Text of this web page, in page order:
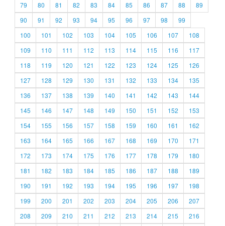
79
80 81 82 83 84 85 86 87 88
89
90
91 92 93 94 95 96 97 98
99
100
101 102 103 104 105 106 107
108
109
110 111 112 113 114 115 116
117
118
119 120 121 122 123 124 125
126
127
128 129 130 131 132 133 134
135
136
137 138 139 140 141 142 143
144
145
146 147 148 149 150 151 152
153
154
155 156 157 158 159 160 161
162
163
164 165 166 167 168 169 170
171
172
173 174 175 176 177 178 179
180
181
182 183 184 185 186 187 188
189
190
191 192 193 194 195 196 197
198
199
200 201 202 203 204 205 206
207
208
209 210 211 212 213 214 215
216